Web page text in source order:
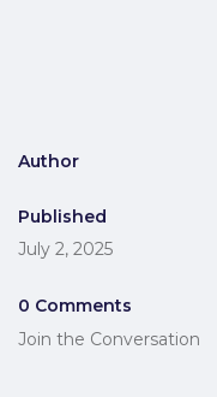
Author
Published
July 2, 2025
0 Comments
Join the Conversation